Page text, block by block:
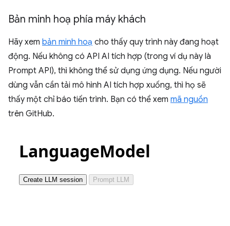
Bản minh hoạ phía máy khách
Hãy xem bản minh hoạ cho thấy quy trình này đang hoạt
động. Nếu không có API AI tích hợp (trong ví dụ này là
Prompt API), thì không thể sử dụng ứng dụng. Nếu người
dùng vẫn cần tải mô hình AI tích hợp xuống, thì họ sẽ
thấy một chỉ báo tiến trình. Bạn có thể xem mã nguồn
trên GitHub.